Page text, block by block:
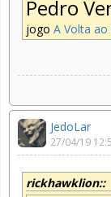
Pedro
jogo A Volta
JedoLar
27/04/19
rickhawklion::